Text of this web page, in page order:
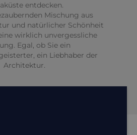
entdecken.
Mischung aus
und natürlicher Schönheit
wirklich unvergessliche
Egal, ob Sie ein
ein Liebhaber der
Architektur.